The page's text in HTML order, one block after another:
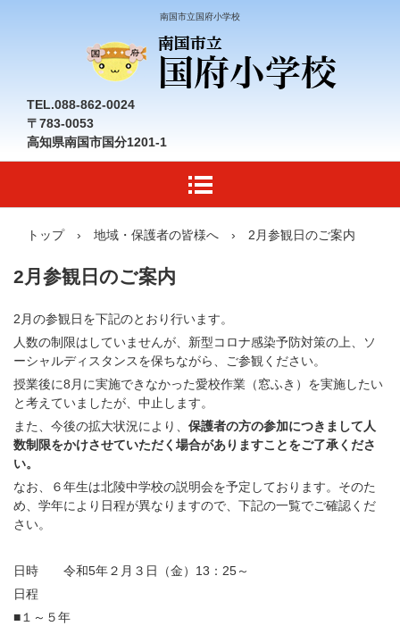
南国市立国府小学校
TEL.088-862-0024
〒783-0053
高知県南国市国分1201-1
トップ › 地域・保護者の皆様へ › 2月参観日のご案内
2月参観日のご案内
2月の参観日を下記のとおり行います。
人数の制限はしていませんが、新型コロナ感染予防対策の上、ソ
ーシャルディスタンスを保ちながら、ご参観ください。
授業後に8月に実施できなかった愛校作業（窓ふき）を実施したい
と考えていましたが、中止します。
また、今後の拡大状況により、 保護者の方の参加につきまして人
数制限をかけさせていただく場合がありますことをご了承くださ
い。
なお、６年生は北陵中学校の説明会を予定しております。そのた
め、学年により日程が異なりますので、下記の一覧でご確認くだ
さい。
日時 令和5年２月３日（金）13：25～
日程
■１～５年